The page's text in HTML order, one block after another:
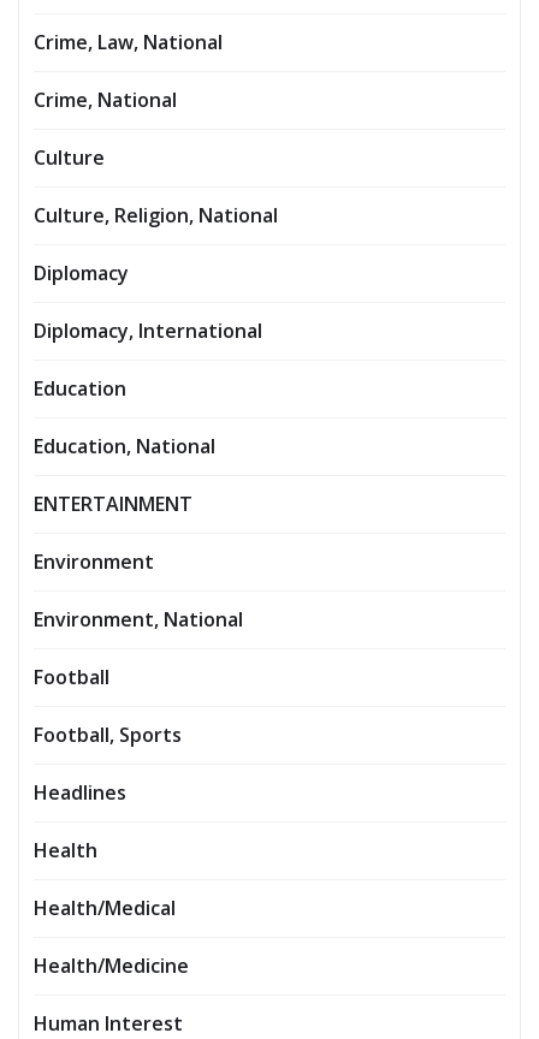
Crime, Law, National
Crime, National
Culture
Culture, Religion, National
Diplomacy
Diplomacy, International
Education
Education, National
ENTERTAINMENT
Environment
Environment, National
Football
Football, Sports
Headlines
Health
Health/Medical
Health/Medicine
Human Interest